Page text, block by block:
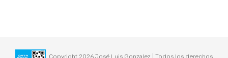
Copyright 2026 José Luis Gonzalez | Todos los derechos